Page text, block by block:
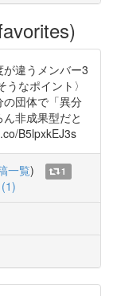
違うメンバー3
なポイント〉
の団体で「異分
非成果型だと
B5lpxkEJ3s
一覧)
1